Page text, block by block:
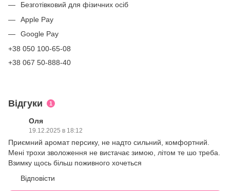
Безготівковий для фізичних осіб
Apple Pay
Google Pay
+38 050 100-65-08
+38 067 50-888-40
Відгуки 1
Оля
19.12.2025 в 18:12
Приємний аромат персику, не надто сильний, комфортний.
Мені трохи зволоження не вистачає зимою, літом те шо треба.
Взимку щось більш поживного хочеться
Відповісти